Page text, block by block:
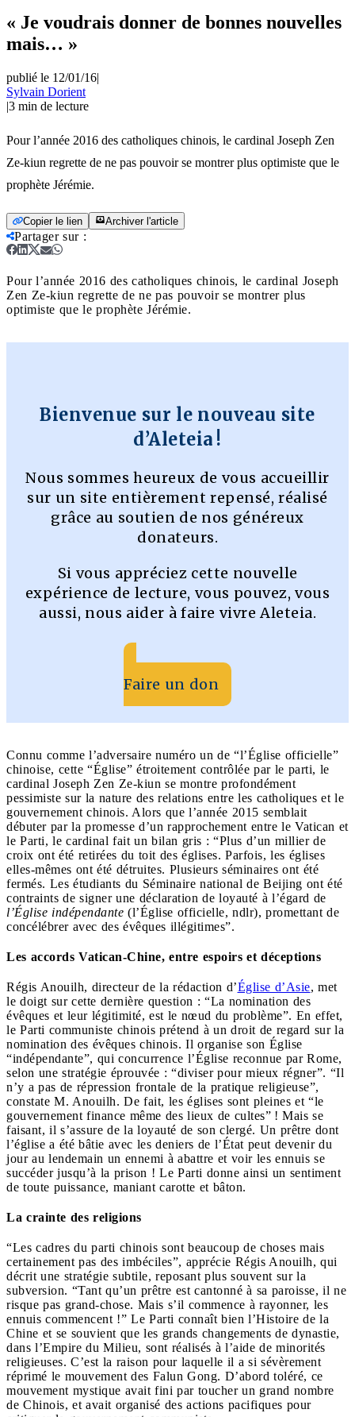
« Je voudrais donner de bonnes nouvelles
mais… »
publié le 12/01/16|
Sylvain Dorient
|3 min de lecture
Pour l’année 2016 des catholiques chinois, le cardinal Joseph Zen
Ze-kiun regrette de ne pas pouvoir se montrer plus optimiste que le
prophète Jérémie.
Copier le lien Archiver l'article
Partager sur:
Pour l’année 2016 des catholiques chinois, le cardinal Joseph
Zen Ze-kiun regrette de ne pas pouvoir se montrer plus
optimiste que le prophète Jérémie.
Bienvenue sur le nouveau site
d’Aleteia !
Nous sommes heureux de vous accueillir
sur un site entièrement repensé, réalisé
grâce au soutien de nos généreux
donateurs.
Si vous appréciez cette nouvelle
expérience de lecture, vous pouvez, vous
aussi, nous aider à faire vivre Aleteia.
Faire un don
Connu comme l’adversaire numéro un de “l’Église officielle”
chinoise, cette “Église” étroitement contrôlée par le parti, le
cardinal Joseph Zen Ze-kiun se montre profondément
pessimiste sur la nature des relations entre les catholiques et le
gouvernement chinois. Alors que l’année 2015 semblait
débuter par la promesse d’un rapprochement entre le Vatican et
le Parti, le cardinal fait un bilan gris : “Plus d’un millier de
croix ont été retirées du toit des églises. Parfois, les églises
elles-mêmes ont été détruites. Plusieurs séminaires ont été
fermés. Les étudiants du Séminaire national de Beijing ont été
contraints de signer une déclaration de loyauté à l’égard de
l’Église indépendante (l’Église officielle, ndlr), promettant de
concélébrer avec des évêques illégitimes”.
Les accords Vatican-Chine, entre espoirs et déceptions
Régis Anouilh, directeur de la rédaction d’Église d’Asie, met
le doigt sur cette dernière question : “La nomination des
évêques et leur légitimité, est le nœud du problème”. En effet,
le Parti communiste chinois prétend à un droit de regard sur la
nomination des évêques chinois. Il organise son Église
“indépendante”, qui concurrence l’Église reconnue par Rome,
selon une stratégie éprouvée : “diviser pour mieux régner”. “Il
n’y a pas de répression frontale de la pratique religieuse”,
constate M. Anouilh. De fait, les églises sont pleines et “le
gouvernement finance même des lieux de cultes” ! Mais se
faisant, il s’assure de la loyauté de son clergé. Un prêtre dont
l’église a été bâtie avec les deniers de l’État peut devenir du
jour au lendemain un ennemi à abattre et voir les ennuis se
succéder jusqu’à la prison ! Le Parti donne ainsi un sentiment
de toute puissance, maniant carotte et bâton.
La crainte des religions
“Les cadres du parti chinois sont beaucoup de choses mais
certainement pas des imbéciles”, apprécie Régis Anouilh, qui
décrit une stratégie subtile, reposant plus souvent sur la
subversion. “Tant qu’un prêtre est cantonné à sa paroisse, il ne
risque pas grand-chose. Mais s’il commence à rayonner, les
ennuis commencent !” Le Parti connaît bien l’Histoire de la
Chine et se souvient que les grands changements de dynastie,
dans l’Empire du Milieu, sont réalisés à l’aide de minorités
religieuses. C’est la raison pour laquelle il a si sévèrement
réprimé le mouvement des Falun Gong. D’abord toléré, ce
mouvement mystique avait fini par toucher un grand nombre
de Chinois, et avait organisé des actions pacifiques pour